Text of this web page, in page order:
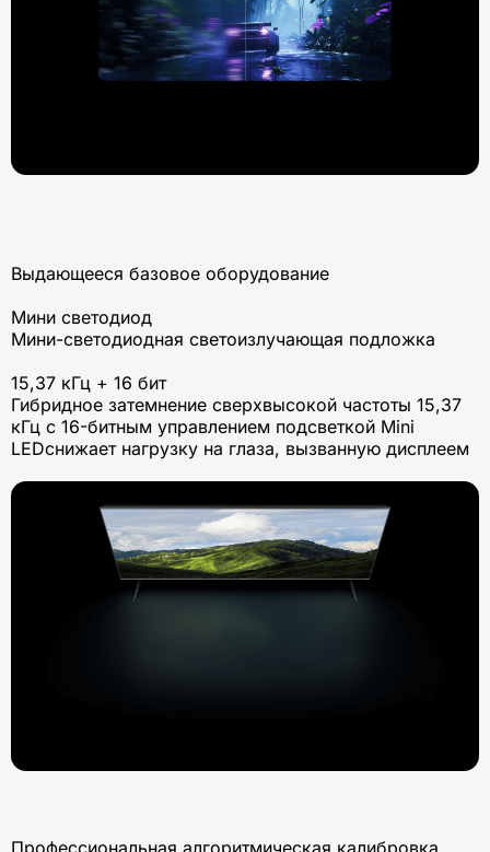
Выдающееся базовое оборудование
Мини светодиод
Мини-светодиодная светоизлучающая подложка
15,37 кГц + 16 бит
Гибридное затемнение сверхвысокой частоты 15,37
кГц с 16-битным управлением подсветкой Mini
LEDснижает нагрузку на глаза, вызванную дисплеем
Профессиональная алгоритмическая калибровка